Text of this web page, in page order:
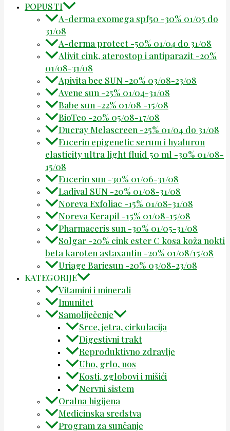
POPUSTI
A-derma exomega spf50 -30% 01/05 do
31/08
A-derma protect -50% 01/04 do 31/08
Alivit cink, aterostop i antiparazit -20%
01/08-31/08
Apivita bee SUN -20% 03/08-23/08
Avene sun -25% 01/04-31/08
Babe sun -22% 01/08 -15/08
BioTeo -20% 05/08-17/08
Ducray Melascreen -25% 01/04 do 31/08
Eucerin epigenetic serum i hyaluron
elasticity ultra light fluid 50 ml -30% 01/08-
15/08
Eucerin sun -30% 01/06-31/08
Ladival SUN -20% 01/08-31/08
Noreva Exfoliac -15% 01/08-31/08
Noreva Kerapil -15% 01/08-15/08
Pharmaceris sun -30% 01/05-31/08
Solgar -20% cink ester C kosa koža nokti
beta karoten astaxantin -20% 01/08/15/08
Uriage Bariesun -20% 03/08-23/08
KATEGORIJE
Vitamini i minerali
Imunitet
Samoliječenje
Srce, jetra, cirkulacija
Digestivni trakt
Reproduktivno zdravlje
Uho, grlo, nos
Kosti, zglobovi i mišići
Nervni sistem
Oralna higijena
Medicinska sredstva
Program za sunčanje